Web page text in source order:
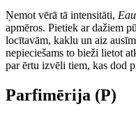
Ņemot vērā tā intensitāti,
apmēros. Pietiek ar dažiem
locītavām, kaklu un aiz
nepieciešams to bieži lietot
par ērtu izvēli tiem, kas dod
Parfimērija (P)